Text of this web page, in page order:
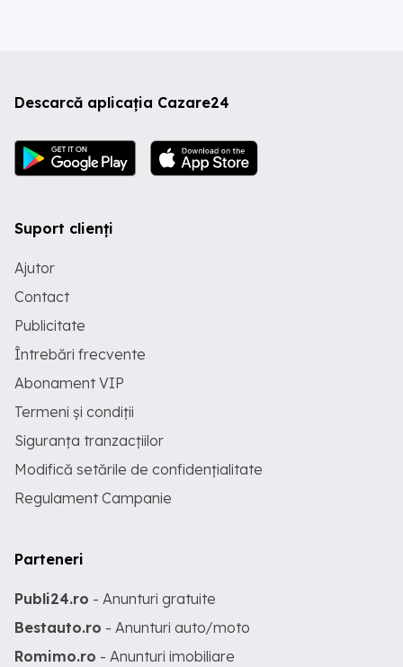
Descarcă aplicația Cazare24
Suport clienți
Ajutor
Contact
Publicitate
Întrebări frecvente
Abonament VIP
Termeni și condiții
Siguranța tranzacțiilor
Modifică setările de confidențialitate
Regulament Campanie
Parteneri
Publi24.ro - Anunturi gratuite
Bestauto.ro - Anunturi auto/moto
Romimo.ro - Anunturi imobiliare